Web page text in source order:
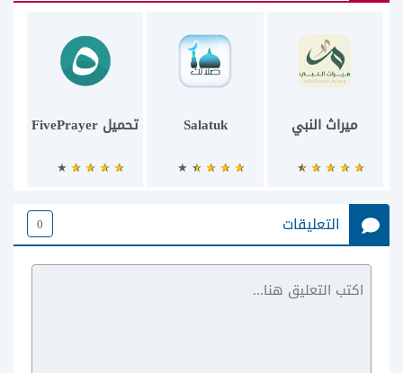
ميراث النبي Salatuk تحميل FivePrayer
أذان برو - أوقات
التعليقات 0